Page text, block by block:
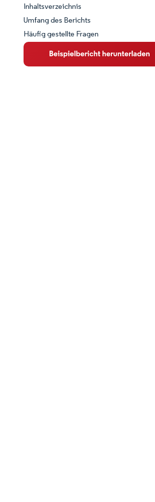
Marktschnappschuss
Marktübersicht
Wichtige Markttrends
Inhaltsverzeichnis
Umfang des Berichts
Häufig gestellte Fragen